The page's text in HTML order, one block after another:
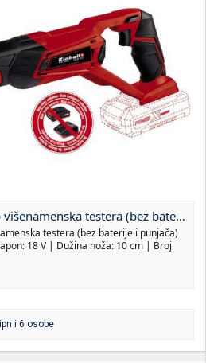
i punjača) | Einhell alati | eKupi.rs - Vaša Internet prodavnica
testera (bez baterije i punjača)
18 V | Dužina noža: 10 cm | Broj
i 6 osobe